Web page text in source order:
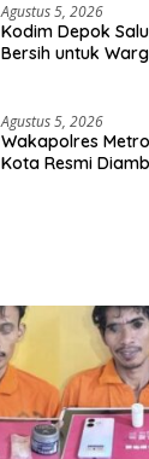
Agustus 5, 2026
Kodim Depok
Bersih untuk
Agustus 5, 2026
Wakapolres
Kota Resmi